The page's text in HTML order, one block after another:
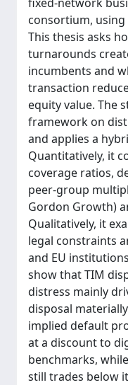
consortium,
This thesis asks
turnarounds
incumbents and
transaction
equity value. The
framework on
and applies a
Quantitatively, it
coverage ratios,
peer-group
Gordon Growth)
Qualitatively, it
legal constraints
and EU
show that TIM
distress mainly
disposal
implied default
at a discount to
benchmarks,
still trades below